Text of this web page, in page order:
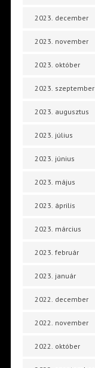
2023. december
2023. november
2023. október
2023. szeptember
2023. augusztus
2023. július
2023. június
2023. május
2023. április
2023. március
2023. február
2023. január
2022. december
2022. november
2022. október